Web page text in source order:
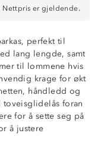
Nettpris er gjeldende.
perfekt til
lang lengde, samt
til lommene hvis
krage for økt
håndledd og
foran
for å sette seg på
å justere